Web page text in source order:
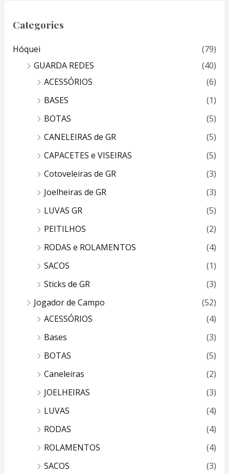
Categories
Hóquei
(79)
GUARDA REDES
(40)
ACESSÓRIOS
(6)
BASES
(1)
BOTAS
(5)
CANELEIRAS de GR
(5)
CAPACETES e VISEIRAS
(5)
Cotoveleiras de GR
(3)
Joelheiras de GR
(3)
LUVAS GR
(5)
PEITILHOS
(2)
RODAS e ROLAMENTOS
(4)
SACOS
(1)
Sticks de GR
(3)
Jogador de Campo
(52)
ACESSÓRIOS
(4)
Bases
(3)
BOTAS
(5)
Caneleiras
(2)
JOELHEIRAS
(3)
LUVAS
(4)
RODAS
(4)
ROLAMENTOS
(4)
SACOS
(3)